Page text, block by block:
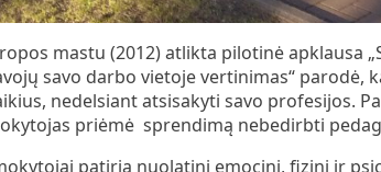
mastu (2012) atlikta pilotinė apklausa
savo darbo vietoje vertinimas“ parodė,
nedelsiant atsisakyti savo profesijos.
priėmė sprendimą nebedirbti
patiria nuolatinį emocinį, fizinį ir